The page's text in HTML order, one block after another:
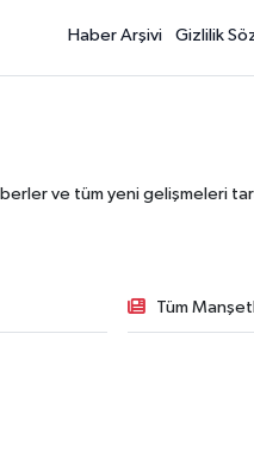
Haber Arşivi Gizlilik
ve tüm yeni gelişmeleri
Tüm